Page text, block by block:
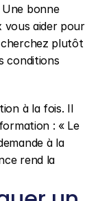
bonne
vous aider pour
cherchez plutôt
conditions
à la fois. Il
: « Le
à la
rend la